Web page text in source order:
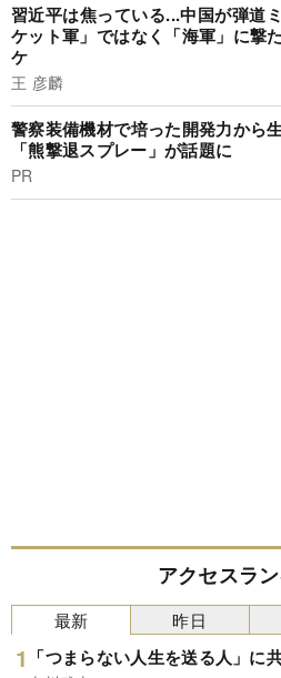
習近平は焦っている...中国が弾道
ケット軍」ではなく「海軍」に撃
ケ
王 彦麟
警察装備機材で培った開発力から
「熊撃退スプレー」が話題に
PR
アクセスラ
最新
「つまらない人生を送る人」に
昨日